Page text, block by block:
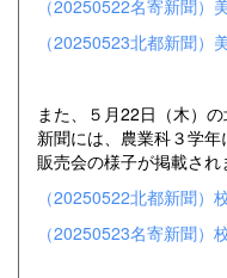
（20250522名寄新聞）
（20250523北都新聞）
また、５月22日（木）
新聞には、農業科３学
販売会の様子が掲載され
（20250522北都新聞）
（20250523名寄新聞）